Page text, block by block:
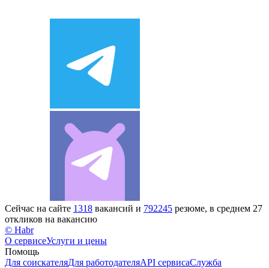
Сейчас на сайте 1318 вакансий и 792245 резюме, в среднем 27
откликов на вакансию
© Habr
О сервисеУслуги и цены
Помощь
Для соискателяДля работодателяAPI сервисаСлужба